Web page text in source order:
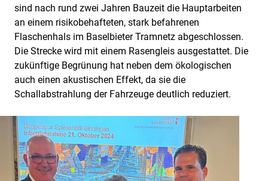
sind nach rund zwei Jahren Bauzeit die Hauptarbeiten
an einem risikobehafteten, stark befahrenen
Flaschenhals im Baselbieter Tramnetz abgeschlossen.
Die Strecke wird mit einem Rasengleis ausgestattet. Die
zukünftige Begrünung hat neben dem ökologischen
auch einen akustischen Effekt, da sie die
Schallabstrahlung der Fahrzeuge deutlich reduziert.